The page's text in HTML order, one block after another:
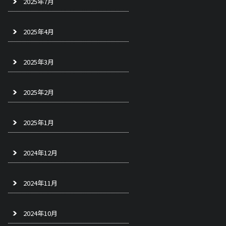
2025年4月
2025年3月
2025年2月
2025年1月
2024年12月
2024年11月
2024年10月